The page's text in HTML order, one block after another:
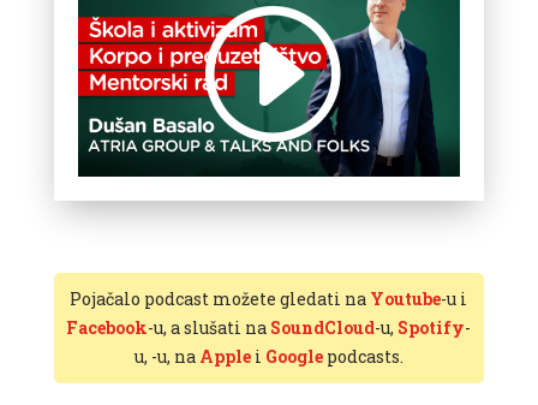
Pojačalo podcast možete gledati na Youtube-u i
Facebook-u, a slušati na SoundCloud-u, Spotify-
u, -u, na Applei Googlepodcasts.